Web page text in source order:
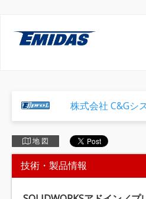
株式会社 C&Gシ
地 図
技術・製品情報